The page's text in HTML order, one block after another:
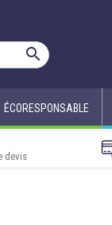

ÉCORESPONSABLE
devis